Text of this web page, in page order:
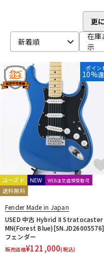
更
新着順
在庫
示
ポイン
10%
ユーズド NEW WEB注文店頭受取可
送料無料
Fender Made in Japan
USED 中古 Hybrid II Stratocaster
MN(Forest Blue)[SN.JD26005576]
フェンダー
販売価格¥121,000(税込)